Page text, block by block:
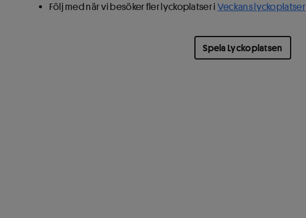
Följ med när vi besöker fler lyckoplatser i Veckans lyckoplatser
Spela Lyckoplatsen